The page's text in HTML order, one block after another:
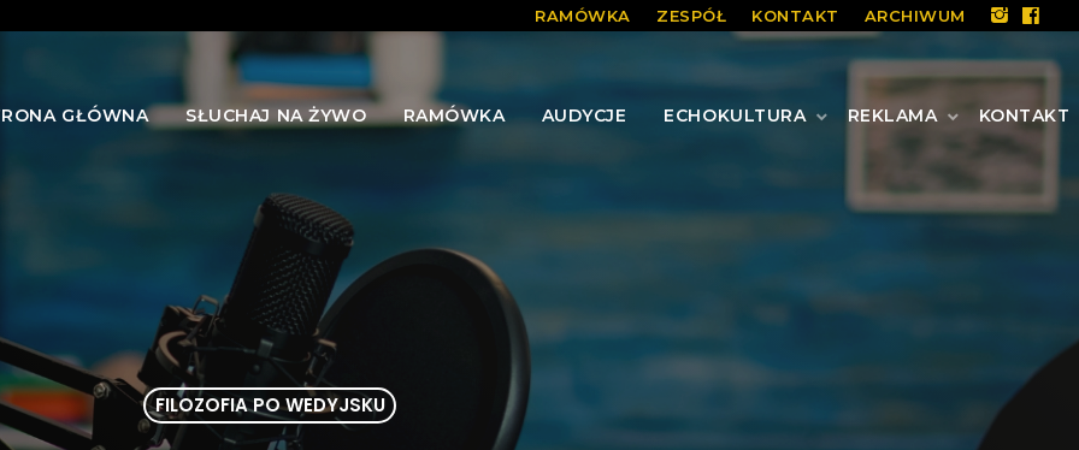
RAMÓWKA ZESPÓŁ KONTAKT ARCHIWUM
GŁÓWNA SŁUCHAJ NA ŻYWO RAMÓWKA AUDYCJE ECHOKULTURA REKLAMA KONTAKT
FILOZOFIA PO WEDYJSKU